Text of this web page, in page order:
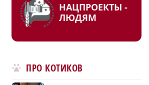
НАЦПРОЕКТЫ -
ЛЮДЯМ
ПРО КОТИКОВ